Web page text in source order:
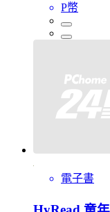
P幣
電子書